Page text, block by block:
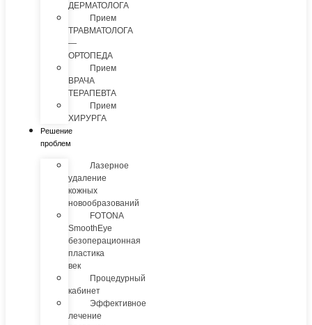
ДЕРМАТОЛОГА
Прием
ТРАВМАТОЛОГА
—
ОРТОПЕДА
Прием
ВРАЧА
ТЕРАПЕВТА
Прием
ХИРУРГА
Решение
проблем
Лазерное
удаление
кожных
новообразований
FOTONA
SmoothEye
безоперационная
пластика
век
Процедурный
кабинет
Эффективное
лечение